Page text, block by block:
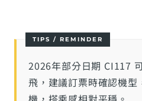
2026年部分日期 CI117
飛，建議訂票時確認機